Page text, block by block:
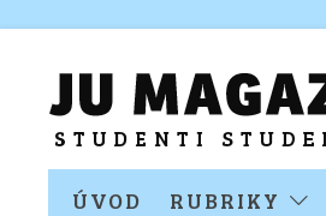
ÚVOD RUBRIKY